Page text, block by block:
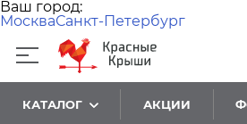
Ваш город:
МоскваСанкт-Петербург
КАТАЛОГ АКЦИИ